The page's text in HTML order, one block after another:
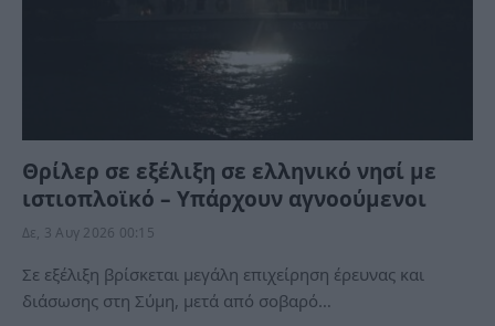
Θρίλερ σε εξέλιξη σε ελληνικό νησί με
ιστιοπλοϊκό – Υπάρχουν αγνοούμενοι
Δε, 3 Αυγ 2026 00:15
Σε εξέλιξη βρίσκεται μεγάλη επιχείρηση έρευνας και
διάσωσης στη Σύμη, μετά από σοβαρό…